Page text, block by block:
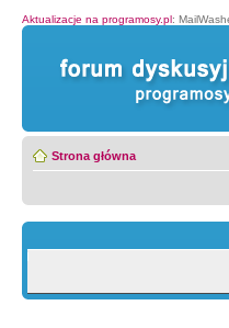
Aktualizacje na programosy.pl:
Strona główna